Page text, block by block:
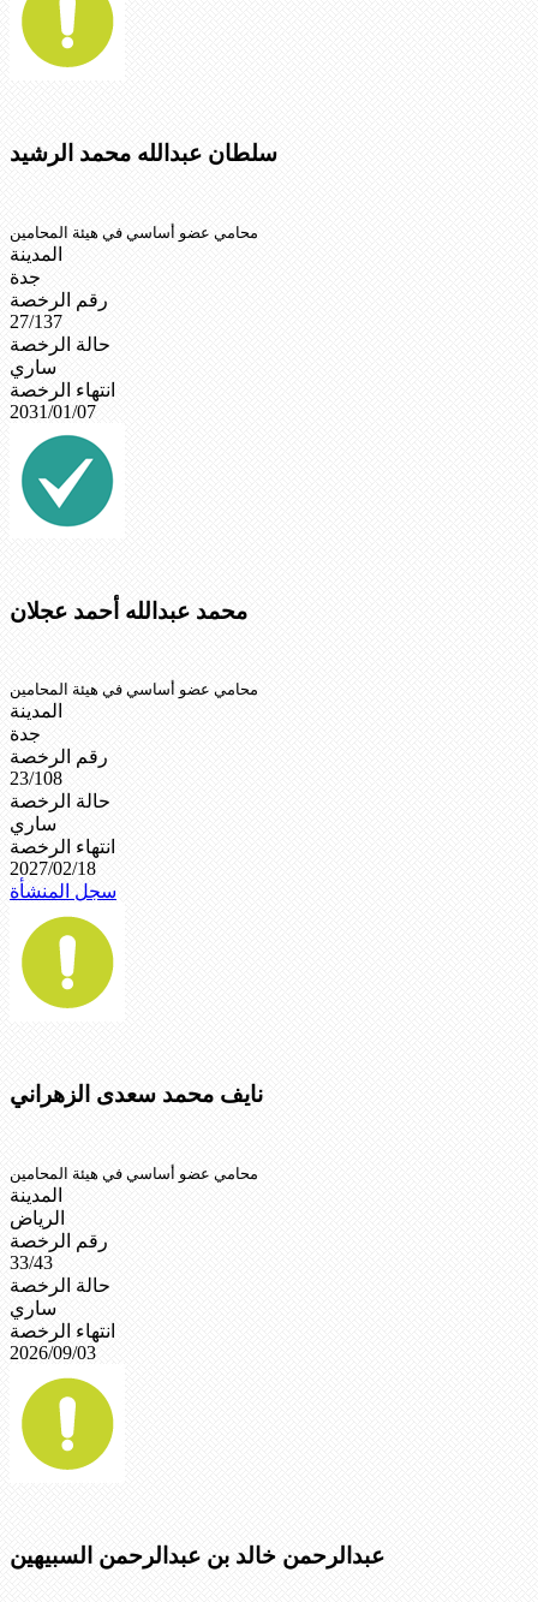
سلطان عبدالله محمد الرشيد
محامي عضو أساسي في هيئة المحامين
المدينة
جدة
رقم الرخصة
27/137
حالة الرخصة
ساري
انتهاء الرخصة
2031/01/07
محمد عبدالله أحمد عجلان
محامي عضو أساسي في هيئة المحامين
المدينة
جدة
رقم الرخصة
23/108
حالة الرخصة
ساري
انتهاء الرخصة
2027/02/18
سجل المنشأة
نايف محمد سعدى الزهراني
محامي عضو أساسي في هيئة المحامين
المدينة
الرياض
رقم الرخصة
33/43
حالة الرخصة
ساري
انتهاء الرخصة
2026/09/03
عبدالرحمن خالد بن عبدالرحمن السبيهين